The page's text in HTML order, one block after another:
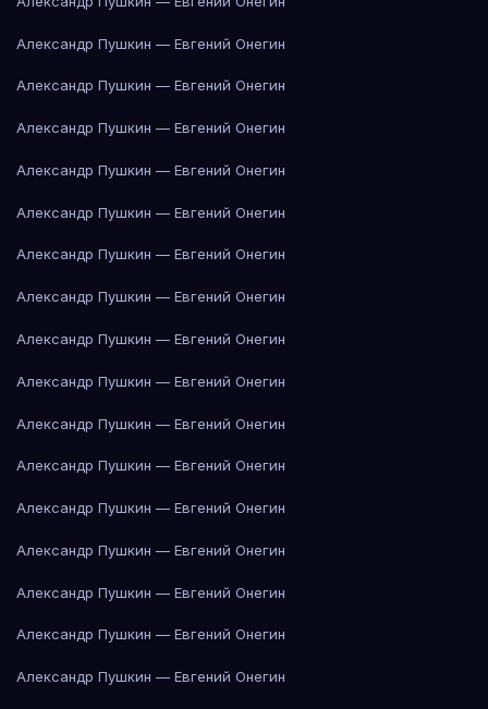
Александр Пушкин — Евгений Онегин
Александр Пушкин — Евгений Онегин
Александр Пушкин — Евгений Онегин
Александр Пушкин — Евгений Онегин
Александр Пушкин — Евгений Онегин
Александр Пушкин — Евгений Онегин
Александр Пушкин — Евгений Онегин
Александр Пушкин — Евгений Онегин
Александр Пушкин — Евгений Онегин
Александр Пушкин — Евгений Онегин
Александр Пушкин — Евгений Онегин
Александр Пушкин — Евгений Онегин
Александр Пушкин — Евгений Онегин
Александр Пушкин — Евгений Онегин
Александр Пушкин — Евгений Онегин
Александр Пушкин — Евгений Онегин